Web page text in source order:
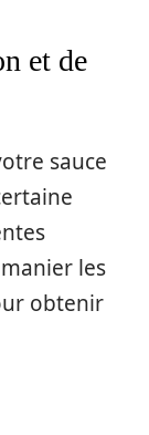
et de
sauce
les
obtenir